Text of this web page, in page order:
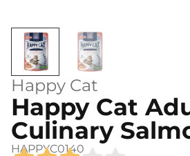
Happy Cat
Happy Cat
Culinary
HAPPYC0140